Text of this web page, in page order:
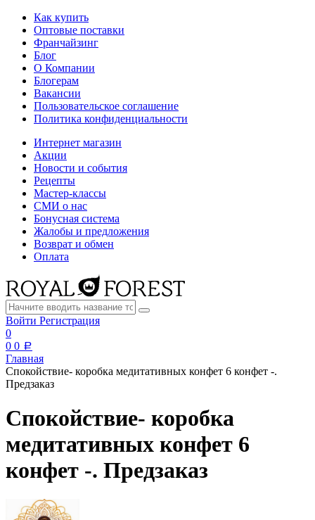
Как купить
Оптовые поставки
Франчайзинг
Блог
О Компании
Блогерам
Вакансии
Пользовательское соглашение
Политика конфиденциальности
Интернет магазин
Акции
Новости и события
Рецепты
Мастер-классы
СМИ о нас
Бонусная система
Жалобы и предложения
Возврат и обмен
Оплата
Войти Регистрация
0
0 0 a
Главная
Спокойствие- коробка медитативных конфет 6 конфет -.
Предзаказ
Спокойствие- коробка
медитативных конфет 6
конфет -. Предзаказ